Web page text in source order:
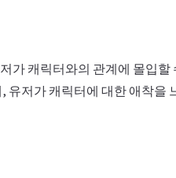
가 캐릭터와의 관계에 몰입할
유저가 캐릭터에 대한 애착을